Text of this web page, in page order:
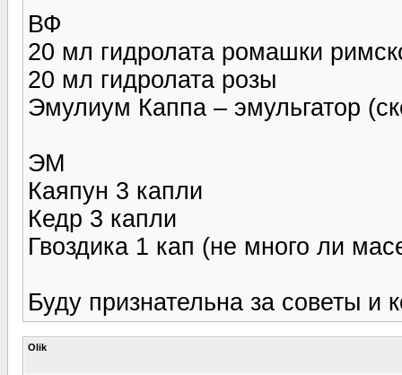
ВФ
20 мл гидролата ромашки
20 мл гидролата розы
Эмулиум Каппа – эмульгатор
ЭМ
Каяпун 3 капли
Кедр 3 капли
Гвоздика 1 кап (не много ли
Буду признательна за советы и
Olik